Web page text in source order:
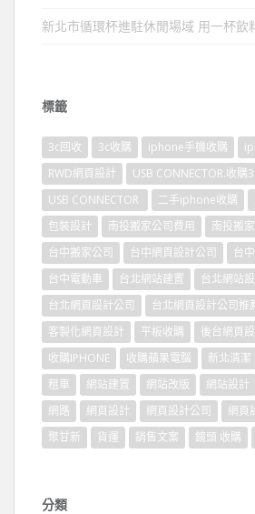
新北市循環杯進駐休閒場域 用一杯飲
標籤
3c回收 3c收購 iphone手機收購
RWD網頁設計
USB CONNECTOR.收購
USB CONNECTOR
二手iphone收購
包裝設計
南投搬家公司費用 南投搬
台中搬家公司
台中網頁設計公司
台
台中電動車
台北網站建置 台北網站
台北網頁設計公司
台北網頁設計公司推
客製化網頁設計
平板收購 後台網頁
收購IPHONE
收購蘋果電腦 新北清潔
租車
網站建置 網站改版 網站設計
網路
網頁設計 網頁設計公司
網頁
聚甘新
貨運 銷售文案 鏡頭 收購
分類